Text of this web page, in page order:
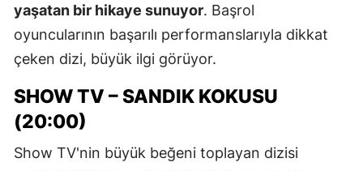
yaşatan bir hikaye sunuyor. Başrol
oyuncularının başarılı performanslarıyla dikkat
çeken dizi, büyük ilgi görüyor.
SHOW TV – SANDIK KOKUSU
(20:00)
Show TV'nin büyük beğeni toplayan dizisi